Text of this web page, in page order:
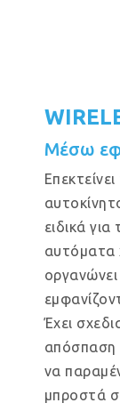
Μέσω
ειδικά
αυτόματα
Έχει
απόσπαση
να
μπροστά